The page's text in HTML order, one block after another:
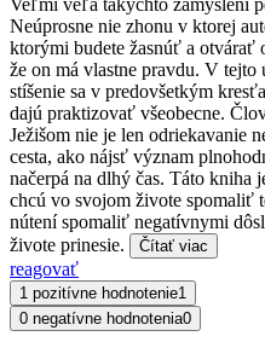
Neúprosne nie zhonu v ktorej
ktorými budete žasnúť a otvárať
že on má vlastne pravdu. V
stíšenie sa v predovšetkým
dajú praktizovať všeobecne.
Ježišom nie je len odriekavanie
cesta, ako nájsť význam
načerpá na dlhý čas. Táto kniha
chcú vo svojom živote spomaliť
nútení spomaliť negatívnymi
živote prinesie.
Čítať viac
reagovať
1 pozitívne hodnotenie1
0 negatívne hodnotenia0